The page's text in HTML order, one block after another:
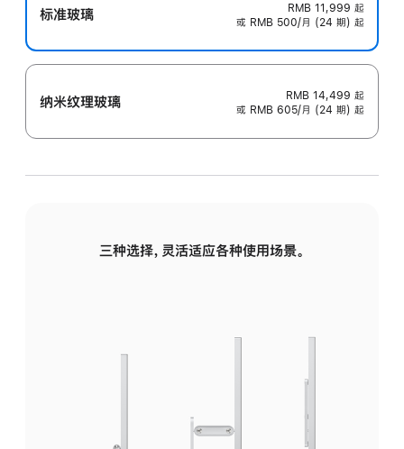
标准玻璃 RMB 11,999 起
或 RMB 500/月 (24 期) 起
纳米纹理玻璃 RMB 14,499 起
或 RMB 605/月 (24 期) 起
三种选择，灵活适应各种使用场景。